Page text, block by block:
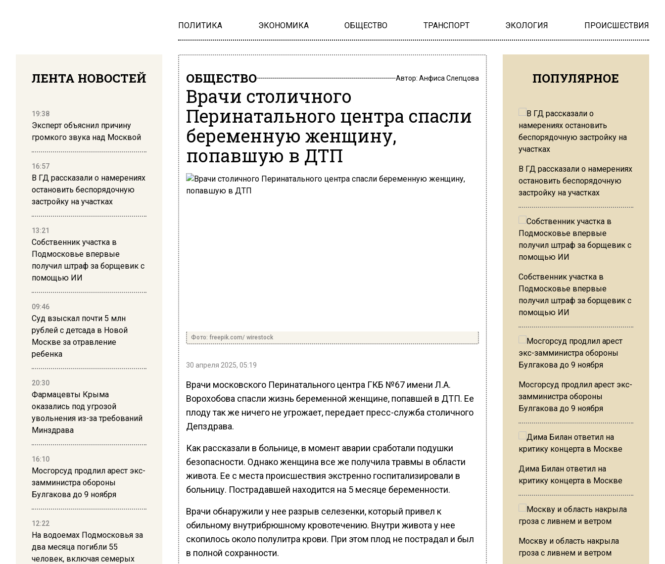
ПОЛИТИКА ЭКОНОМИКА ОБЩЕСТВО ТРАНСПОРТ ЭКОЛОГИЯ ПРОИСШЕСТВИЯ
ЛЕНТА НОВОСТЕЙ
19:38
Эксперт объяснил причину
громкого звука над Москвой
16:57
В ГД рассказали о намерениях
остановить беспорядочную
застройку на участках
13:21
Собственник участка в
Подмосковье впервые
получил штраф за борщевик с
помощью ИИ
09:46
Суд взыскал почти 5 млн
рублей с детсада в Новой
Москве за отравление
ребенка
20:30
Фармацевты Крыма
оказались под угрозой
увольнения из-за требований
Минздрава
16:10
Мосгорсуд продлил арест экс-
замминистра обороны
Булгакова до 9 ноября
12:22
На водоемах Подмосковья за
два месяца погибли 55
человек, включая семерых
ОБЩЕСТВО Автор: Анфиса Слепцова
Врачи столичного
Перинатального центра спасли
беременную женщину,
попавшую в ДТП
Фото: freepik.com/ wirestock
30 апреля 2025, 05:19
Врачи московского Перинатального центра ГКБ №67 имени Л.А.
Ворохобова спасли жизнь беременной женщине, попавшей в ДТП. Ее
плоду так же ничего не угрожает, передает пресс-служба столичного
Депздрава.
Как рассказали в больнице, в момент аварии сработали подушки
безопасности. Однако женщина все же получила травмы в области
живота. Ее с места происшествия экстренно госпитализировали в
больницу. Пострадавшей находится на 5 месяце беременности.
Врачи обнаружили у нее разрыв селезенки, который привел к
обильному внутрибрюшному кровотечению. Внутри живота у нее
скопилось около полулитра крови. При этом плод не пострадал и был
в полной сохранности.
ПОПУЛЯРНОЕ
В ГД рассказали о намерениях
остановить беспорядочную
застройку на участках
Собственник участка в
Подмосковье впервые
получил штраф за борщевик с
помощью ИИ
Мосгорсуд продлил арест экс-
замминистра обороны
Булгакова до 9 ноября
Дима Билан ответил на
критику концерта в Москве
Москву и область накрыла
гроза с ливнем и ветром